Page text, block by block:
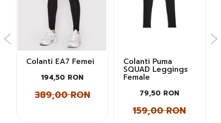
Colanti EA7 Femei
194,50 RON
389,00 RON
Colanti Puma
SQUAD Leggings
Female
79,50 RON
159,00 RON